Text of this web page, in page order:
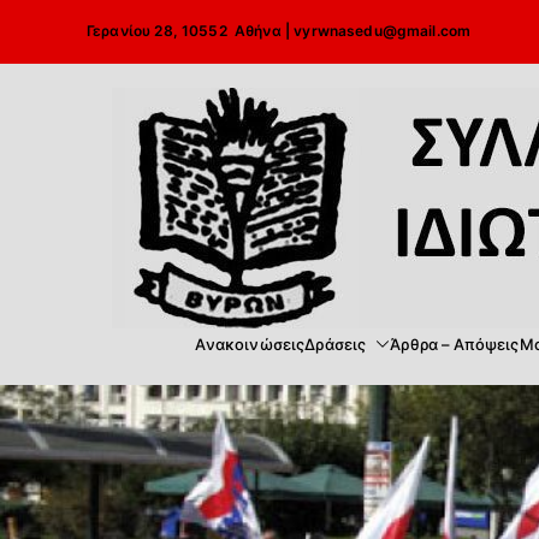
Γερανίου 28, 10552 Αθήνα |vyrwnasedu@gmail.com
ΑνακοινώσειςΔράσεις Άρθρα – Απόψεις